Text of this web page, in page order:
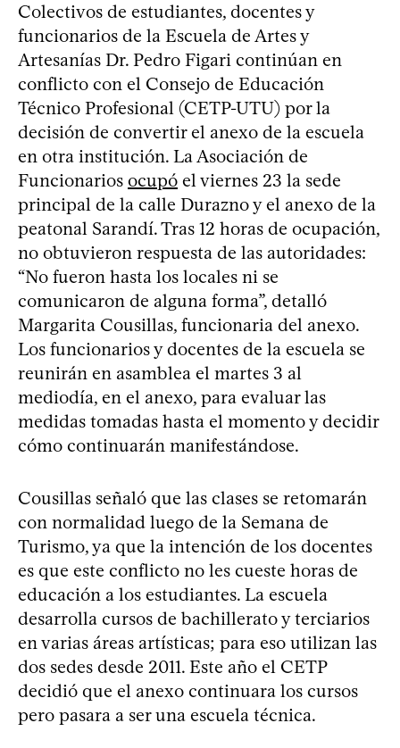
Colectivos de estudiantes, docentes y
funcionarios de la Escuela de Artes y
Artesanías Dr. Pedro Figari continúan en
conflicto con el Consejo de Educación
Técnico Profesional (CETP-UTU) por la
decisión de convertir el anexo de la escuela
en otra institución. La Asociación de
Funcionarios ocupó el viernes 23 la sede
principal de la calle Durazno y el anexo de la
peatonal Sarandí. Tras 12 horas de ocupación,
no obtuvieron respuesta de las autoridades:
“No fueron hasta los locales ni se
comunicaron de alguna forma”, detalló
Margarita Cousillas, funcionaria del anexo.
Los funcionarios y docentes de la escuela se
reunirán en asamblea el martes 3 al
mediodía, en el anexo, para evaluar las
medidas tomadas hasta el momento y decidir
cómo continuarán manifestándose.
Cousillas señaló que las clases se retomarán
con normalidad luego de la Semana de
Turismo, ya que la intención de los docentes
es que este conflicto no les cueste horas de
educación a los estudiantes. La escuela
desarrolla cursos de bachillerato y terciarios
en varias áreas artísticas; para eso utilizan las
dos sedes desde 2011. Este año el CETP
decidió que el anexo continuara los cursos
pero pasara a ser una escuela técnica.